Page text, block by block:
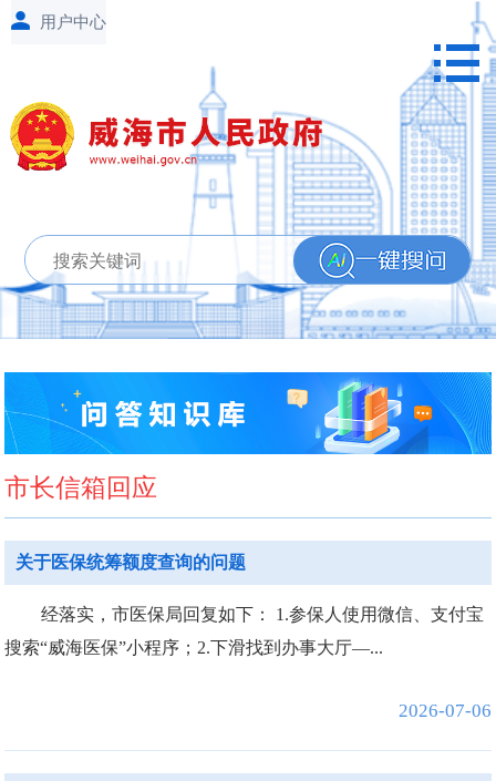
市长信箱回应
关于医保统筹额度查询的问题
经落实，市医保局回复如下： 1.参保人使用微信、支付宝
搜索“威海医保”小程序；2.下滑找到办事大厅—...
2026-07-06